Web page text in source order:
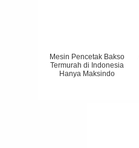
Mesin Pencetak Bakso
Termurah di Indonesia
Hanya Maksindo